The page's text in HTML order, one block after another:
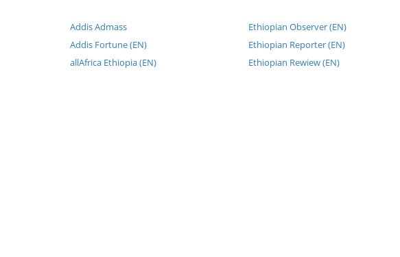
Addis Admass
Addis Fortune (EN)
allAfrica Ethiopia (EN)
Ethiopian Observer (EN)
Ethiopian Reporter (EN)
Ethiopian Rewiew (EN)